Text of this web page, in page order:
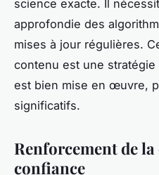
science exacte. Il
approfondie des
mises à jour régulières.
contenu est une
est bien mise en œuvre,
significatifs.
Renforcement de
confiance